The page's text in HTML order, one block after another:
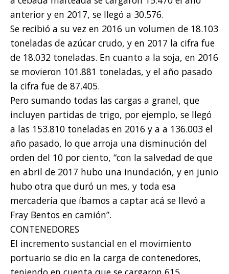
anterior y en 2017, se llegó a 30.576.
Se recibió a su vez en 2016 un volumen de 18.103
toneladas de azúcar crudo, y en 2017 la cifra fue
de 18.032 toneladas. En cuanto a la soja, en 2016
se movieron 101.881 toneladas, y el año pasado
la cifra fue de 87.405.
Pero sumando todas las cargas a granel, que
incluyen partidas de trigo, por ejemplo, se llegó
a las 153.810 toneladas en 2016 y a a 136.003 el
año pasado, lo que arroja una disminución del
orden del 10 por ciento, “con la salvedad de que
en abril de 2017 hubo una inundación, y en junio
hubo otra que duró un mes, y toda esa
mercadería que íbamos a captar acá se llevó a
Fray Bentos en camión”.
CONTENEDORES
El incremento sustancial en el movimiento
portuario se dio en la carga de contenedores,